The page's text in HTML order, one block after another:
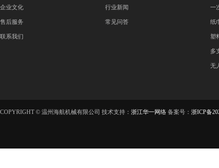
企业文化
售后服务
联系我们
行业新闻
常见问答
一
纸
塑
多
无
COPYRIGHT © 温州海航机械有限公司 技术支持： 浙江华一网络 备案号： 浙ICP备